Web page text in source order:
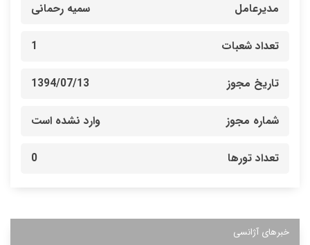
مدیرعامل سمیه رحمانی
تعداد شعبات 1
تاریخ مجوز 1394/07/13
شماره مجوز وارد نشده است
تعداد تورها 0
خبرهای آژانسی